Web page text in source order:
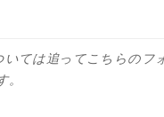
ては追ってこちらのフ